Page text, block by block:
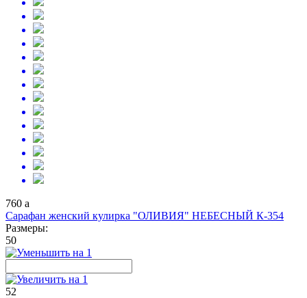
760 a
Сарафан женский кулирка "ОЛИВИЯ" НЕБЕСНЫЙ К-354
Размеры:
50
52